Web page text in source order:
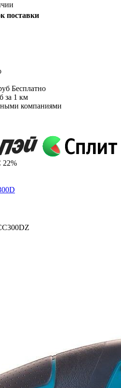
поставки
Бесплатно
за 1 км
компаниями
22%